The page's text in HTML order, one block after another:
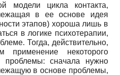
модели цикла контакта,
в ее основе идея
этапов) хороша лишь в
в логике психотерапии,
Тогда, действительно,
применение некоторого
проблемы: сначала нужно
в основе проблемы,